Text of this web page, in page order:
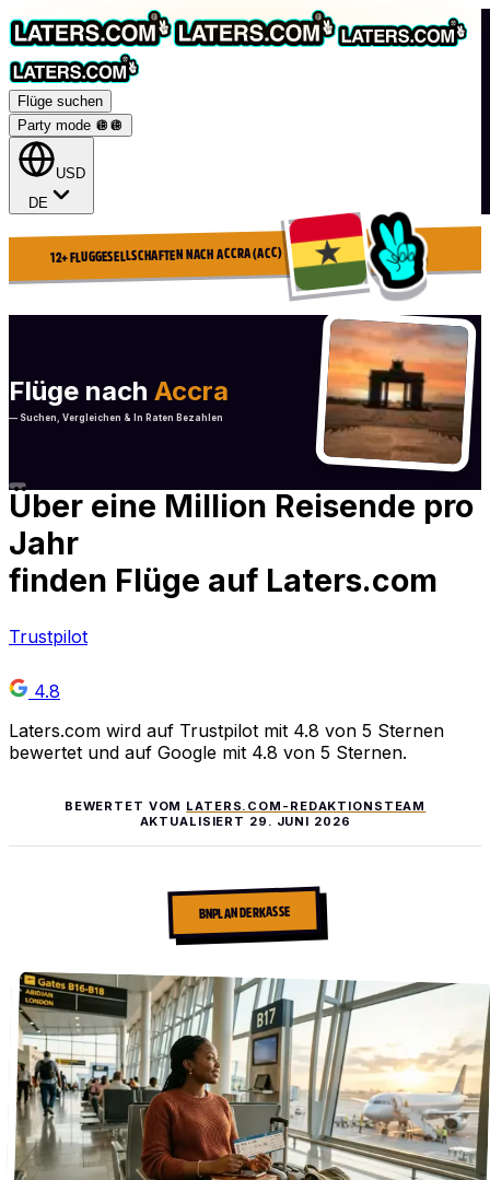
Flüge suchen
Party mode 🪩 🪩
USD
DE
12+ FLUGGESELLSCHAFTEN NACH ACCRA (ACC)
Flüge nach Accra
— Suchen, Vergleichen & In Raten Bezahlen
Über eine Million Reisende pro
Jahr
finden Flüge auf Laters.com
Trustpilot
4.8
Laters.com wird auf Trustpilot mit 4.8 von 5 Sternen
bewertet und auf Google mit 4.8 von 5 Sternen.
BEWERTET VOM LATERS.COM-REDAKTIONSTEAM
AKTUALISIERT 29. JUNI 2026
BNPL AN DER KASSE